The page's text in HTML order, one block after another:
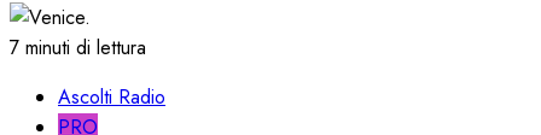
7 minuti di lettura
Ascolti Radio
PRO